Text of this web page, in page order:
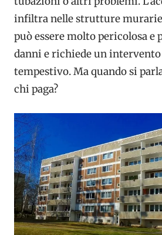
infiltra nelle strutture murarie
può essere molto pericolosa e
danni e richiede un intervento
tempestivo. Ma quando si
chi paga?